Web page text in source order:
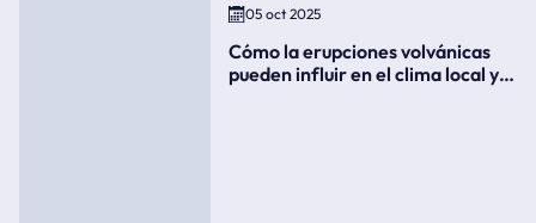
05 oct 2025
Cómo la erupciones volvánicas
pueden influir en el clima local y